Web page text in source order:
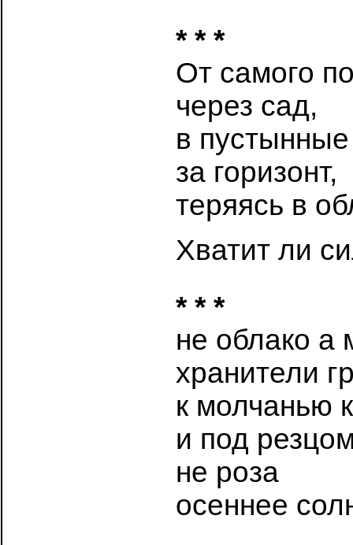
* * *
От самого
через сад,
в
за горизонт,
теряясь в
Хватит ли
* * *
не облако а
хранители
к молчанью
и под
не роза
осеннее